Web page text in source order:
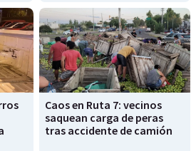
Caos en Ruta 7: vecinos
saquean carga de peras
tras accidente de camión